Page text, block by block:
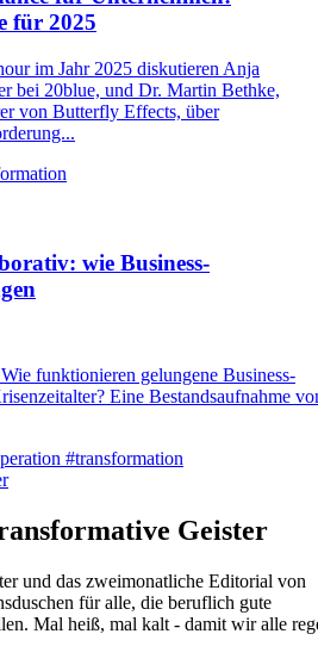
für 2025
im Jahr 2025 diskutieren Anja
bei 20blue, und Dr. Martin Bethke,
von Butterfly Effects, über
wie Business-
funktionieren gelungene Business-
Eine Bestandsaufnahme
#transformation
Geister
und das zweimonatliche Editorial von
für alle, die beruflich gute
Mal heiß, mal kalt - damit wir alle